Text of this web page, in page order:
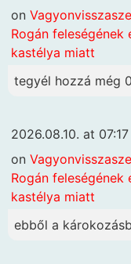
on
Rogán
kastélya miatt
tegyél hozzá még
2026.08.10. at 07:17
on
Rogán
kastélya miatt
ebből a